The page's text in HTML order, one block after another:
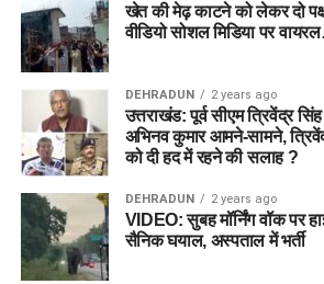
खेत की मेढ़ काटने को लेकर दो
वीडियो सोशल मिडिया पर
DEHRADUN 2 years ago
उत्तराखंड: पूर्व सीएम त्रिवेंद्र
अभिनव कुमार आमने-सामने,
को दी हद में रहने की सलाह ?
DEHRADUN 2 years ago
VIDEO: सुबह मॉर्निंग वॉक पर
सैनिक घयाल, अस्पताल में भर्ती